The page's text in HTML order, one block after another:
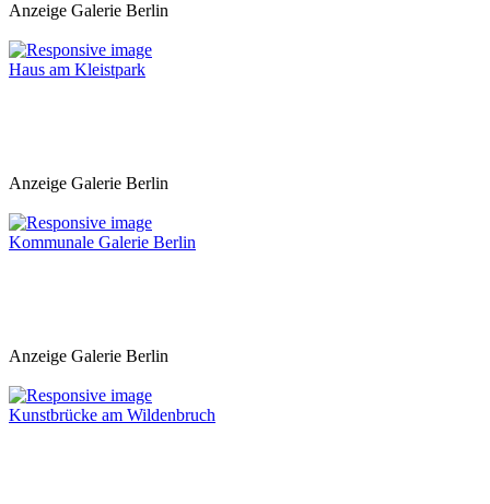
Anzeige Galerie Berlin
Haus am Kleistpark
Anzeige Galerie Berlin
Kommunale Galerie Berlin
Anzeige Galerie Berlin
Kunstbrücke am Wildenbruch